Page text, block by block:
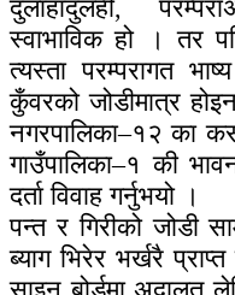
दुलाहादुलही,
स्वाभाविक हो । तर
त्यस्ता परम्परागत
कुँवरको जोडीमात्र
नगरपालिका–१२ का
गाउँपालिका–१ की
दर्ता विवाह गर्नुभयो ।
पन्त र गिरीको जोडी
ब्याग भिरेर भर्खरै